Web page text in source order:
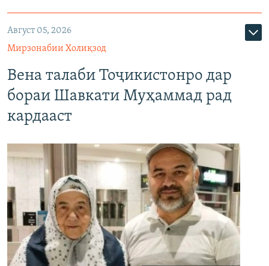
Август 05, 2026
Мирзонабии Холиқзод
Вена талаби Тоҷикистонро дар
бораи Шавкати Муҳаммад рад
кардааст